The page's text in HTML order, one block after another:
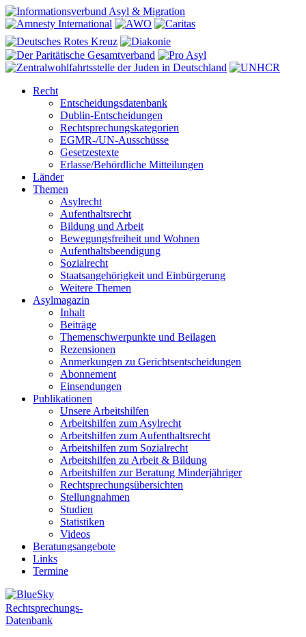
Recht
Entscheidungsdatenbank
Dublin-Entscheidungen
Rechtsprechungskategorien
EGMR-/UN-Ausschüsse
Gesetzestexte
Erlasse/Behördliche Mitteilungen
Länder
Themen
Asylrecht
Aufenthaltsrecht
Bildung und Arbeit
Bewegungsfreiheit und Wohnen
Aufenthaltsbeendigung
Sozialrecht
Staatsangehörigkeit und Einbürgerung
Weitere Themen
Asylmagazin
Inhalt
Beiträge
Themenschwerpunkte und Beilagen
Rezensionen
Anmerkungen zu Gerichtsentscheidungen
Abonnement
Einsendungen
Publikationen
Unsere Arbeitshilfen
Arbeitshilfen zum Asylrecht
Arbeitshilfen zum Aufenthaltsrecht
Arbeitshilfen zum Sozialrecht
Arbeitshilfen zu Arbeit & Bildung
Arbeitshilfen zur Beratung Minderjähriger
Rechtsprechungsübersichten
Stellungnahmen
Studien
Statistiken
Videos
Beratungsangebote
Links
Termine
Rechtsprechungs-
Datenbank